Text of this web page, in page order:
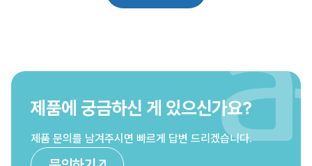
제품에 궁금하신 게 있으신가요?
제품 문의를 남겨주시면 빠르게 답변 드리겠습니다.